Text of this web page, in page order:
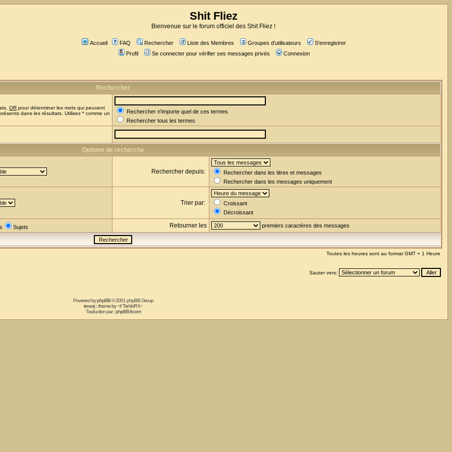
Shit Fliez
Bienvenue sur le forum officiel des Shit Fliez !
Accueil FAQ Rechercher Liste des Membres Groupes d'utilisateurs
S'enregistrer
Profil
Se connecter pour vérifier ses messages privés Connexion
Rechercher
OR pour déterminer les mots qui peuvent
dans les résultats. Utilisez * comme un
Rechercher n'importe quel de ces termes
Rechercher tous les termes
Options de recherche
Rechercher depuis:
Rechercher dans les titres et messages
Rechercher dans les messages uniquement
Trier par:
Croissant
Décroissant
Sujets Retourner les premiers caractères des messages
Toutes les heures sont au format GMT + 1 Heure
Sauter vers:
Powered byphpBB© 2001 phpBB Group
trevorj :: theme by ~// TreVoR \\~
Traduction par :phpBB-fr.com